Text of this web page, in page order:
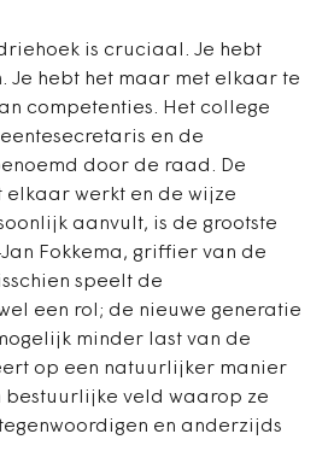
is cruciaal. Je hebt
Je hebt het maar met elkaar te
competenties. Het college
en de
door de raad. De
werkt en de wijze
aanvult, is de grootste
Fokkema, griffier van de
speelt de
een rol; de nieuwe generatie
minder last van de
op een natuurlijker manier
bestuurlijke veld waarop ze
en anderzijds